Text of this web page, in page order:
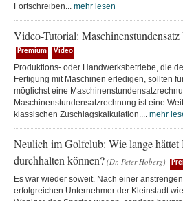
Fortschreiben... mehr lesen
Video-Tutorial: Maschinenstundensatz
Premium Video
Produktions- oder Handwerksbetriebe, die
Fertigung mit Maschinen erledigen, sollten
möglichst eine
Maschinenstundensatzrechnung ist eine
klassischen Zuschlagskalkulation.... mehr
Neulich im Golfclub: Wie lange
durchhalten können? (Dr. Peter Hoberg)
Es war wieder soweit. Nach einer
erfolgreichen Unternehmer der Kleinstadt